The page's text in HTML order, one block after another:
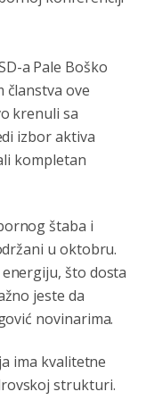
a Pale Boško
članstva ove
krenuli sa
izbor aktiva
kompletan
štaba i
u oktobru.
što dosta
jeste da
novinarima.
ima kvalitetne
strukturi.
уноси немир
al
li ste da